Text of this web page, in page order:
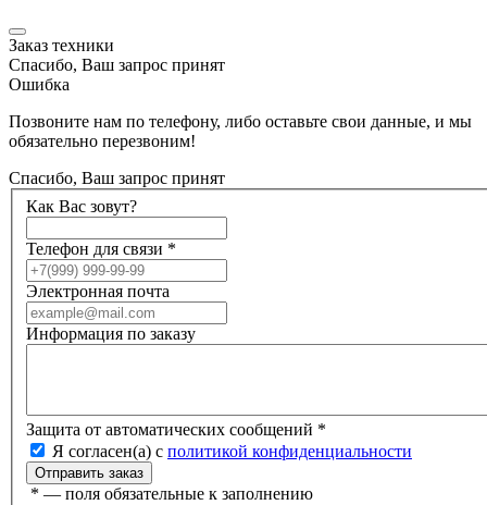
Заказ техники
Спасибо, Ваш запрос принят
Ошибка
Позвоните нам по телефону, либо оставьте свои данные, и мы
обязательно перезвоним!
Спасибо, Ваш запрос принят
Как Вас зовут?
Телефон для связи *
Электронная почта
Информация по заказу
Защита от автоматических сообщений *
Я согласен(а) с политикой конфиденциальности
* — поля обязательные к заполнению